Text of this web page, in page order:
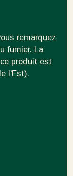
remarquez
fumier. La
produit est
l'Est).